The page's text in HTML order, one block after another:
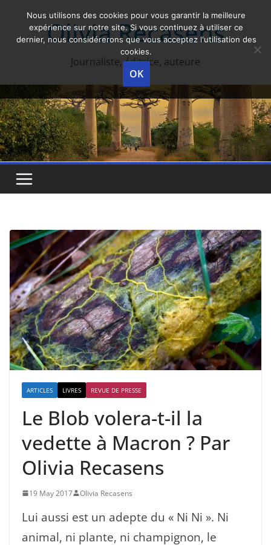
content
Olivia Recasens
Journaliste, éditrice, auteure
ARTICLES LIVRES REVUE DE PRESSE
Le Blob volera-t-il la
vedette à Macron ? Par
Olivia Recasens
19 May 2017 Olivia Recasens
Lui aussi est un adepte du « Ni Ni ». Ni
animal, ni plante, ni champignon, le
Nous utilisons des cookies pour vous garantir la meilleure
expérience sur notre site. Si vous continuez à utiliser ce
dernier, nous considérerons que vous acceptez l'utilisation des
cookies.
OK